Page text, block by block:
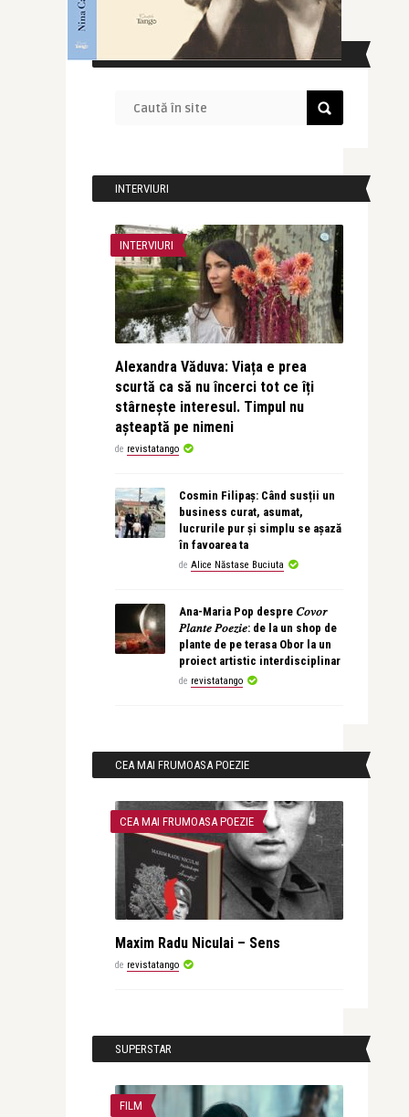
CAUTĂ ÎN SITE
INTERVIURI
INTERVIURI
Alexandra Văduva: Viața e prea
scurtă ca să nu încerci tot ce îți
stârnește interesul. Timpul nu
așteaptă pe nimeni
de revistatango
Cosmin Filipaș: Când susții un
business curat, asumat,
lucrurile pur și simplu se așază
în favoarea ta
de Alice Năstase Buciuta
Ana-Maria Pop despre 𝐶𝑜𝑣𝑜𝑟
𝑃𝑙𝑎𝑛𝑡𝑒 𝑃𝑜𝑒𝑧𝑖𝑒: de la un shop de
plante de pe terasa Obor la un
proiect artistic interdisciplinar
de revistatango
CEA MAI FRUMOASA POEZIE
CEA MAI FRUMOASA POEZIE
Maxim Radu Niculai – Sens
de revistatango
SUPERSTAR
FILM